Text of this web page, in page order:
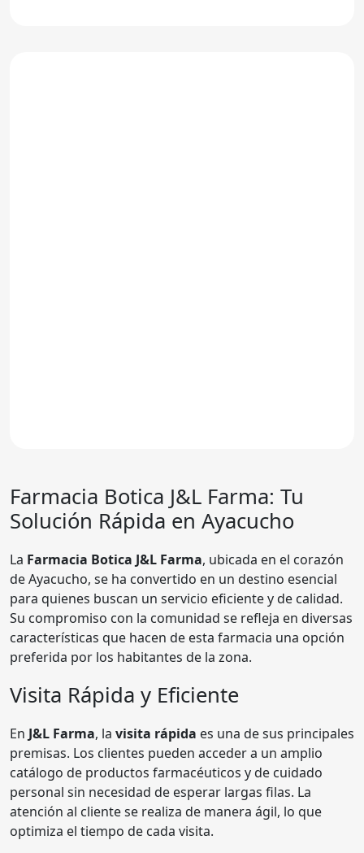
Farmacia Botica J&L Farma: Tu
Solución Rápida en Ayacucho
La Farmacia Botica J&L Farma, ubicada en el corazón
de Ayacucho, se ha convertido en un destino esencial
para quienes buscan un servicio eficiente y de calidad.
Su compromiso con la comunidad se refleja en diversas
características que hacen de esta farmacia una opción
preferida por los habitantes de la zona.
Visita Rápida y Eficiente
En J&L Farma, la visita rápida es una de sus principales
premisas. Los clientes pueden acceder a un amplio
catálogo de productos farmacéuticos y de cuidado
personal sin necesidad de esperar largas filas. La
atención al cliente se realiza de manera ágil, lo que
optimiza el tiempo de cada visita.